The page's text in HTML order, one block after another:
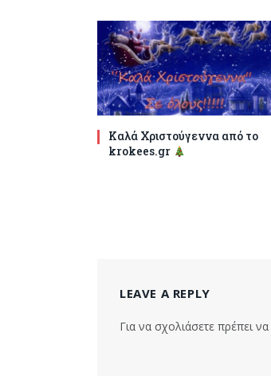
Καλά Χριστούγεννα από το
krokees.gr
LEAVE A REPLY
Για να σχολιάσετε πρέπει να